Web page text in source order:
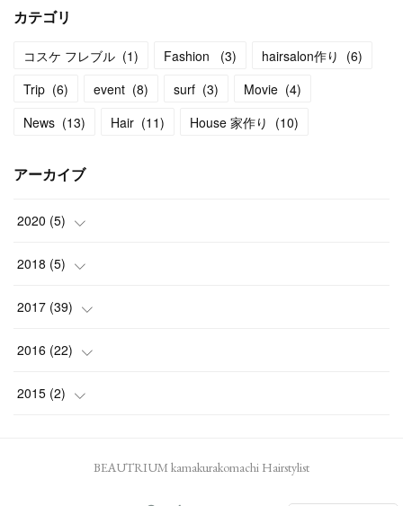
カテゴリ
コスケ フレブル (1) Fashion (3) hairsalon作り (6)
Trip (6) event (8) surf (3) Movie (4)
News (13) Hair (11) House 家作り (10)
アーカイブ
2020 (5)
(1
(1)
(3)
2018 (5)
(2)
(1)
(1
2017 (39)
(2)
(4
2016 (22)
(2
2015 (2)
BEAUTRIUM kamakurakomachi Hairstylist